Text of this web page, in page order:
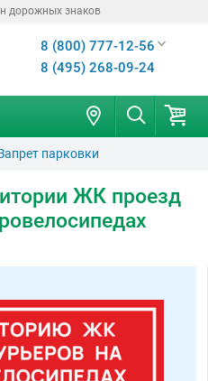
дорожных знаков
8 (800) 777-12-56
8 (495) 268-09-24
парковки
ЖК проезд